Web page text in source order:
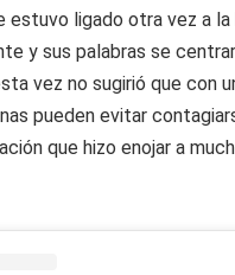
estuvo ligado otra vez a la
y sus palabras se
vez no sugirió que con
pueden evitar
que hizo enojar a